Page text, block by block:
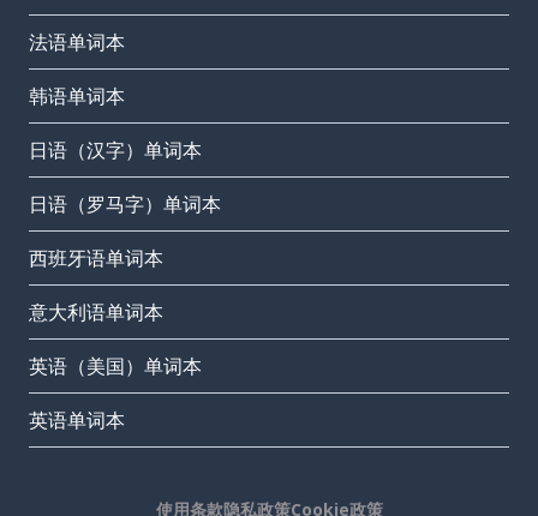
法语单词本
韩语单词本
日语（汉字）单词本
日语（罗马字）单词本
西班牙语单词本
意大利语单词本
英语（美国）单词本
英语单词本
使用条款隐私政策Cookie政策